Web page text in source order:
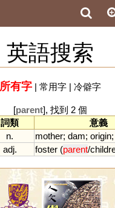
英語搜索
所有字| 常用字| 冷僻字
[parent], 找到 2 個
詞類
意義
n. mother; dam; origin;
adj. foster(parent/